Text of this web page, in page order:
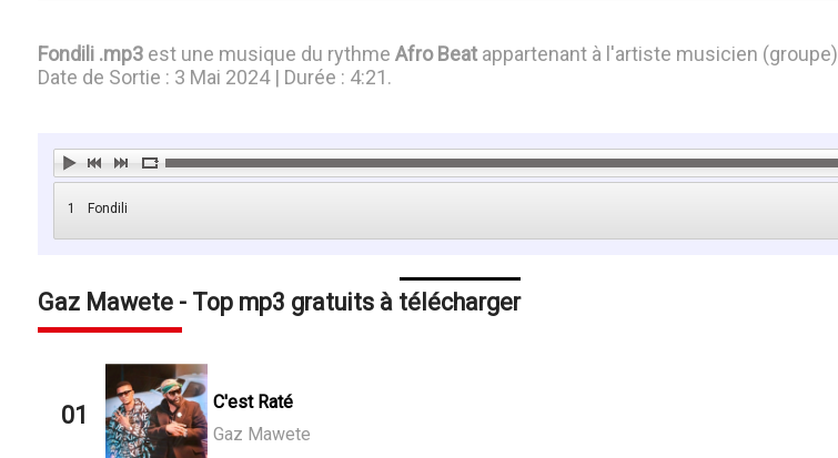
Fondili .mp3est une musique du rythme Afro Beatappartenant à l'artiste musicien (groupe)
Date de Sortie : 3 Mai 2024 | Durée : 4:21.
1 Fondili
Gaz Mawete - Top mp3 gratuits à télécharger
01
C'est Raté
Gaz Mawete